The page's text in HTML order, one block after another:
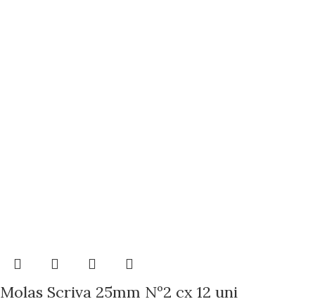
Molas Scriva 25mm Nº2 cx 12 uni